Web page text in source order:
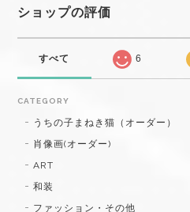
ショップの評価
すべて 6
CATEGORY
うちの子まねき猫（オーダー）
肖像画(オーダー)
ART
和装
ファッション・その他